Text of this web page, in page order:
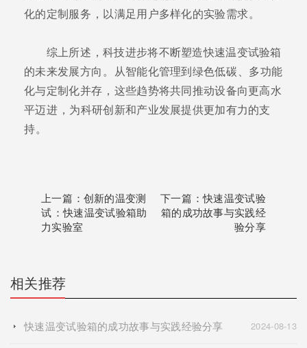
化的定制服务，以满足用户多样化的实验需求。
综上所述，科技进步将不断塑造快速温变试验箱
的未来发展方向。从智能化管理到绿色低碳、多功能
化与定制化并存，这些趋势将共同推动设备向更高水
平迈进，为科研创新和产业发展提供更加有力的支
持。
上一篇： 创新的温变测
试：快速温变试验箱助
力实验室
下一篇：快速温变试验
箱的成功故事与实践经
验分享
相关推荐
快速温变试验箱的成功故事与实践经验分享 2024-08-13